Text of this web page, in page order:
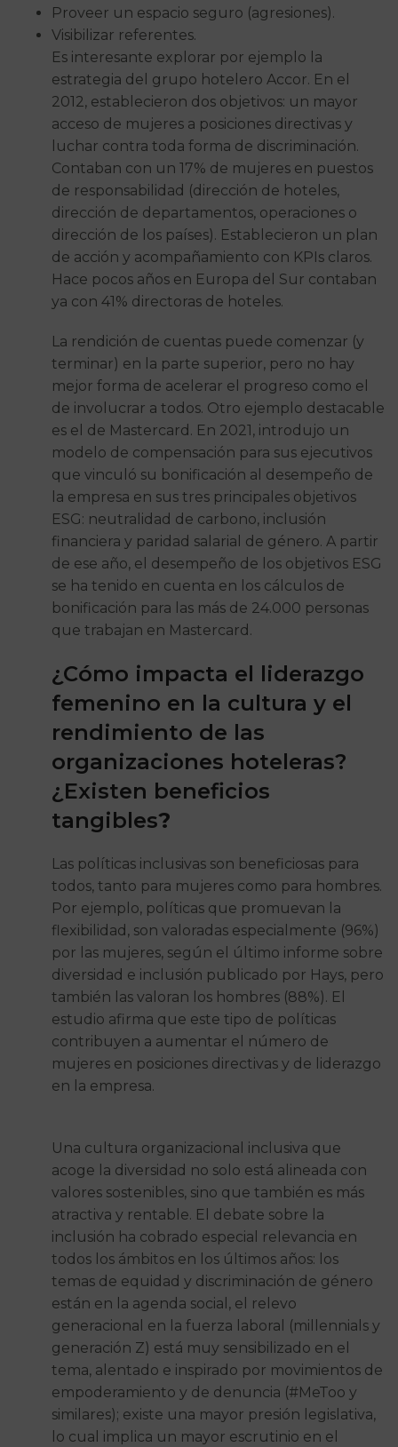
Proveer un espacio seguro (agresiones).
Visibilizar referentes.
Es interesante explorar por ejemplo la
estrategia del grupo hotelero Accor. En el
2012, establecieron dos objetivos: un mayor
acceso de mujeres a posiciones directivas y
luchar contra toda forma de discriminación.
Contaban con un 17% de mujeres en puestos
de responsabilidad (dirección de hoteles,
dirección de departamentos, operaciones o
dirección de los países). Establecieron un plan
de acción y acompañamiento con KPIs claros.
Hace pocos años en Europa del Sur contaban
ya con 41% directoras de hoteles.
La rendición de cuentas puede comenzar (y
terminar) en la parte superior, pero no hay
mejor forma de acelerar el progreso como el
de involucrar a todos. Otro ejemplo destacable
es el de Mastercard. En 2021, introdujo un
modelo de compensación para sus ejecutivos
que vinculó su bonificación al desempeño de
la empresa en sus tres principales objetivos
ESG: neutralidad de carbono, inclusión
financiera y paridad salarial de género. A partir
de ese año, el desempeño de los objetivos ESG
se ha tenido en cuenta en los cálculos de
bonificación para las más de 24.000 personas
que trabajan en Mastercard.
¿Cómo impacta el liderazgo
femenino en la cultura y el
rendimiento de las
organizaciones hoteleras?
¿Existen beneficios
tangibles?
Las políticas inclusivas son beneficiosas para
todos, tanto para mujeres como para hombres.
Por ejemplo, políticas que promuevan la
flexibilidad, son valoradas especialmente (96%)
por las mujeres, según el último informe sobre
diversidad e inclusión publicado por Hays, pero
también las valoran los hombres (88%). El
estudio afirma que este tipo de políticas
contribuyen a aumentar el número de
mujeres en posiciones directivas y de liderazgo
en la empresa.
Una cultura organizacional inclusiva que
acoge la diversidad no solo está alineada con
valores sostenibles, sino que también es más
atractiva y rentable. El debate sobre la
inclusión ha cobrado especial relevancia en
todos los ámbitos en los últimos años: los
temas de equidad y discriminación de género
están en la agenda social, el relevo
generacional en la fuerza laboral (millennials y
generación Z) está muy sensibilizado en el
tema, alentado e inspirado por movimientos de
empoderamiento y de denuncia (#MeToo y
similares); existe una mayor presión legislativa,
lo cual implica un mayor escrutinio en el